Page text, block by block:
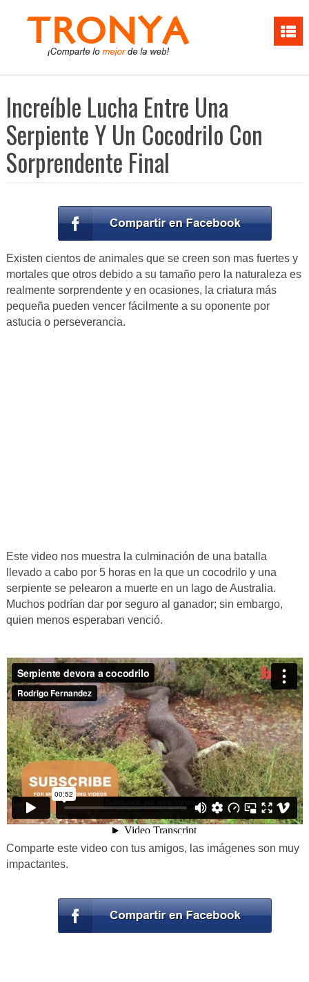
Increíble Lucha Entre Una
Serpiente Y Un Cocodrilo Con
Sorprendente Final
Existen cientos de animales que se creen son mas fuertes y
mortales que otros debido a su tamaño pero la naturaleza es
realmente sorprendente y en ocasiones, la criatura más
pequeña pueden vencer fácilmente a su oponente por
astucia o perseverancia.
Este video nos muestra la culminación de una batalla
llevado a cabo por 5 horas en la que un cocodrilo y una
serpiente se pelearon a muerte en un lago de Australia.
Muchos podrían dar por seguro al ganador; sin embargo,
quien menos esperaban venció.
Comparte este video con tus amigos, las imágenes son muy
impactantes.